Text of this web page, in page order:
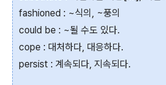
fashioned : ~식의, ~풍의
could be : ~될 수도 있다.
cope : 대처하다, 대응하다.
persist : 계속되다, 지속되다.